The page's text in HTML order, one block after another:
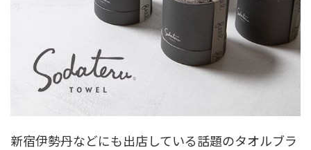
新宿伊勢丹などにも出店している話題のタオルブラ